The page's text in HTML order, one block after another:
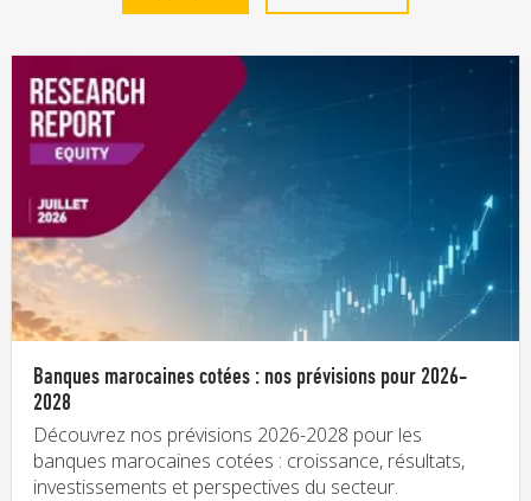
Banques marocaines cotées : nos prévisions pour 2026-
2028
Découvrez nos prévisions 2026-2028 pour les
banques marocaines cotées : croissance, résultats,
investissements et perspectives du secteur.